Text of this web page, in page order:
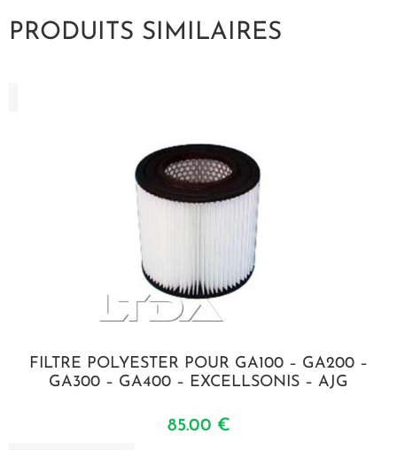
PRODUITS SIMILAIRES
FILTRE POLYESTER POUR GA100 – GA200 –
GA300 – GA400 – EXCELLSONIS – AJG
85.00 €